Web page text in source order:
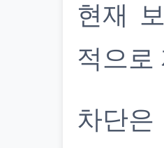
현재
적으로
차단